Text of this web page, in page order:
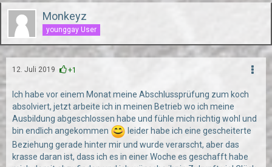
Monkeyz
younggay User
12. Juli 2019 +1
Ich habe vor einem Monat meine Abschlussprüfung zum koch
absolviert, jetzt arbeite ich in meinen Betrieb wo ich meine
Ausbildung abgeschlossen habe und fühle mich richtig wohl und
bin endlich angekommen
leider habe ich eine gescheiterte
Beziehung gerade hinter mir und wurde verarscht, aber das
krasse daran ist, dass ich es in einer Woche es geschafft habe